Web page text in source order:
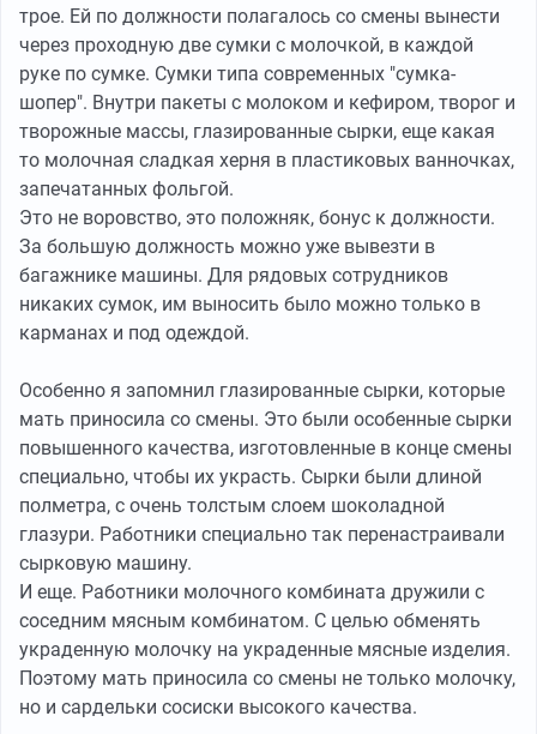
трое. Ей по должности полагалось со смены вынести
через проходную две сумки с молочкой, в каждой
руке по сумке. Сумки типа современных "сумка-
шопер". Внутри пакеты с молоком и кефиром, творог и
творожные массы, глазированные сырки, еще какая
то молочная сладкая херня в пластиковых ванночках,
запечатанных фольгой.
Это не воровство, это положняк, бонус к должности.
За большую должность можно уже вывезти в
багажнике машины. Для рядовых сотрудников
никаких сумок, им выносить было можно только в
карманах и под одеждой.
Особенно я запомнил глазированные сырки, которые
мать приносила со смены. Это были особенные сырки
повышенного качества, изготовленные в конце смены
специально, чтобы их украсть. Сырки были длиной
полметра, с очень толстым слоем шоколадной
глазури. Работники специально так перенастраивали
сырковую машину.
И еще. Работники молочного комбината дружили с
соседним мясным комбинатом. С целью обменять
украденную молочку на украденные мясные изделия.
Поэтому мать приносила со смены не только молочку,
но и сардельки сосиски высокого качества.